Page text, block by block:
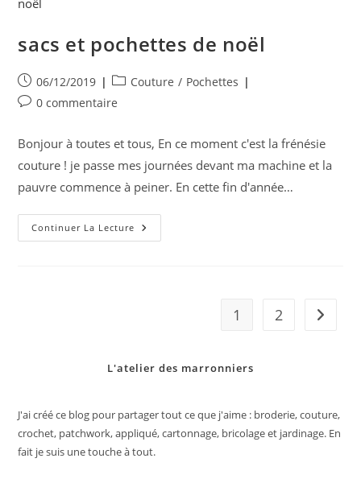
sacs et pochettes de noël
Publication
publiée :
06/12/2019
Post
category:
Couture / Pochettes
Commentaires
publication :
0 commentaire
Bonjour à toutes et tous, En ce moment c'est la frénésie
couture ! je passe mes journées devant ma machine et la
pauvre commence à peiner. En cette fin d'année…
Continuer La Lecture Sacs
Et
1 2 Aller à
L'atelier des marronniers
J'ai créé ce blog pour partager tout ce que j'aime : broderie, couture,
crochet, patchwork, appliqué, cartonnage, bricolage et jardinage. En
fait je suis une touche à tout.